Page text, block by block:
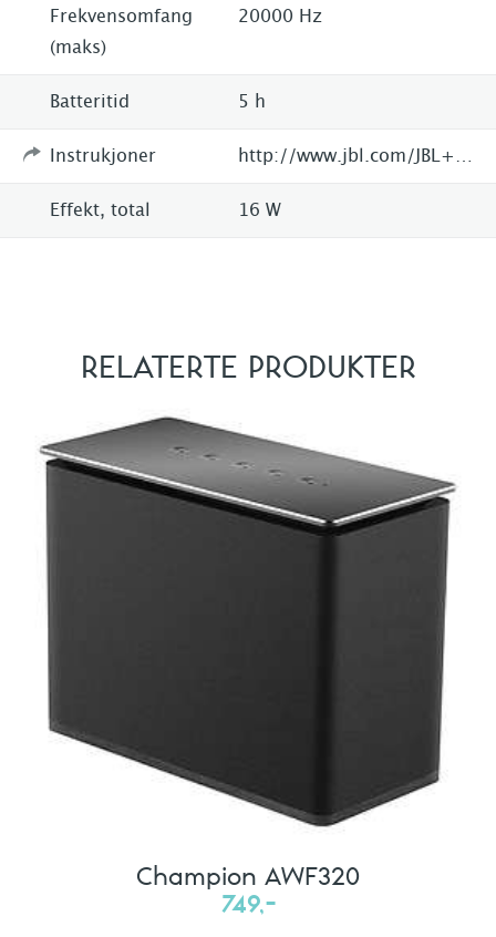
Frekvensomfang
(maks)
20000 Hz
Batteritid 5 h
Instrukjoner
Effekt, total 16 W
RELATERTE PRODUKTER
Champion AWF320
749,-